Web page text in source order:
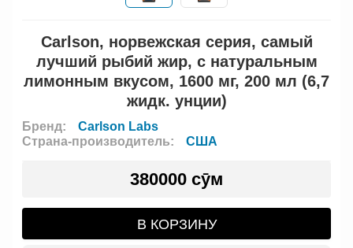
Carlson, норвежская серия, самый
лучший рыбий жир, с натуральным
лимонным вкусом, 1600 мг, 200 мл (6,7
жидк. унции)
Бренд:
Carlson Labs
Страна-производитель:
США
380000 сӯм
В КОРЗИНУ